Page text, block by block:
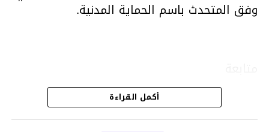
وفق المتحدث باسم الحماية المدنية.
قسم الاخبار
أكمل القراءة